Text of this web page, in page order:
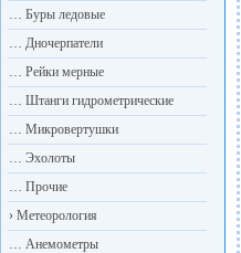
… Буры ледовые
… Дночерпатели
… Рейки мерные
… Штанги гидрометрические
… Микровертушки
… Эхолоты
… Прочие
› Метеорология
… Анемометры